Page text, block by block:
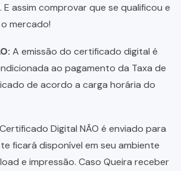
assim comprovar que se qualificou e
mercado!
A emissão do certificado digital é
ao pagamento da Taxa de
de acordo a carga horária do
Digital NÃO é enviado para
ficará disponível em seu ambiente
e impressão. Caso Queira receber